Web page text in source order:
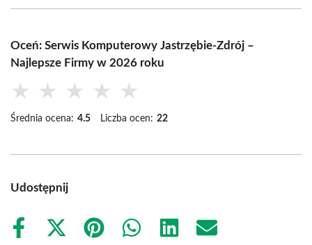
Oceń: Serwis Komputerowy Jastrzębie-Zdrój –
Najlepsze Firmy w 2026 roku
★ ★ ★ ★ ★
Średnia ocena: 4.5 Liczba ocen: 22
Udostępnij
Share
Share
Share
Share
Share
Share